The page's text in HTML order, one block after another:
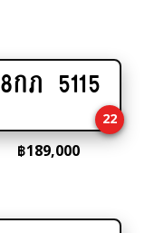
Add
cart
8กภ 5115
22
฿189,000